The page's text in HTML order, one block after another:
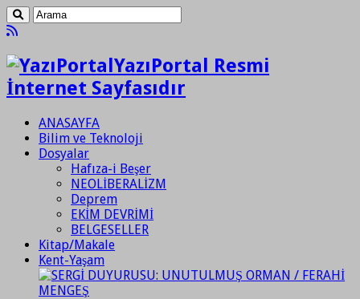
YazıPortal Resmi
İnternet Sayfasıdır
ANASAYFA
Bilim ve Teknoloji
Dosyalar
Hafıza-i Beşer
NEOLİBERALİZM
Deprem
EKİM DEVRİMİ
BELGESELLER
Kitap/Makale
Kent-Yaşam